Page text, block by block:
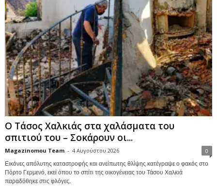
Ο Τάσος Χαλκιάς στα χαλάσματα του
σπιτιού του – Σοκάρουν οι...
Magazinomou Team - 4 Αυγούστου 2026 0
Εικόνες απόλυτης καταστροφής και ανείπωτης θλίψης κατέγραψε ο φακός στο
Πόρτο Γερμενό, εκεί όπου το σπίτι της οικογένειας του Τάσου Χαλκιά
παραδόθηκε στις φλόγες.